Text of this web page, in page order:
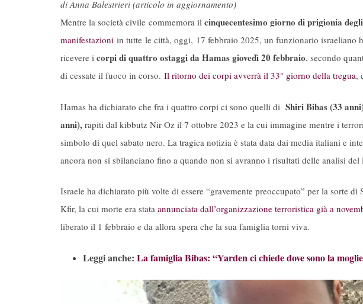
di Anna Balestrieri (articolo in aggiornamento)
Mentre la società civile commemora il cinquecentesimo giorno di prigionia
manifestazioni in tutte le città, oggi, 17 febbraio 2025, un funzionario israeliano
ricevere i corpi di quattro ostaggi da Hamas giovedì 20 febbraio, secondo
di cessate il fuoco in corso. Il ritorno dei corpi avverrà il 33° giorno della tregua,
Hamas ha dichiarato che fra i quattro corpi ci sono quelli di Shiri Bibas (33
anni), rapiti dal kibbutz Nir Oz il 7 ottobre 2023 e la cui immagine mentre i
simbolo di quel sabato nero. La tragica notizia è stata data dai media italiani e
ancora non si sbilanciano fino a quando non si avranno i risultati delle analisi del
Israele ha dichiarato più volte di essere “gravemente preoccupato” per la sorte
Kfir, la cui morte era stata annunciata dall’organizzazione terroristica già a
liberato il 1 febbraio e da allora spera che la sua famiglia torni viva.
Leggi anche: La famiglia Bibas: “Yarden ci chiede dove sono la